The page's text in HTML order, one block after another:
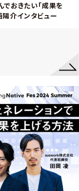
おきたい「成果を
陽介インタビュー